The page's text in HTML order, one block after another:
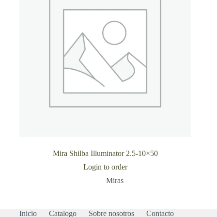
Mira Shilba Illuminator 2.5-10×50
Login to order
Miras
Inicio Catalogo Sobre nosotros Contacto